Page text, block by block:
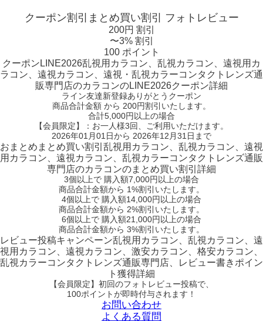
クーポン割引 まとめ買い割引 フォトレビュー
200円 割引
〜3% 割引
100 ポイント
クーポン LINE2026乱視用カラコン、乱視カラコン、遠視用カ
ラコン、遠視カラコン、遠視・乱視カラーコンタクトレンズ通
販専門店のカラコンのLINE2026クーポン詳細
ライン友達新登録ありがとうクーポン
商品合計金額 から 200円割引 いたします。
合計5,000円以上の場合
【会員限定】：お一人様3回
、ご利用いただけます。
2026年01月01日から 2026年12月31日まで
おまとめ まとめ買い割引 乱視用カラコン、乱視カラコン、遠視
用カラコン、遠視カラコン、乱視カラーコンタクトレンズ通販
専門店のカラコンのまとめ買い割引詳細
3個以上で 購入額7,000円以上の場合
商品合計金額から 1%割引いたします。
4個以上で 購入額14,000円以上の場合
商品合計金額から 2%割引いたします。
6個以上で 購入額21,000円以上の場合
商品合計金額から 3%割引いたします。
レビュー投稿キャンペーン乱視用カラコン、乱視カラコン、遠
視用カラコン、遠視カラコン、激安カラコン、格安カラコン、
乱視カラーコンタクトレンズ通販専門店、レビュー書きポイン
ト獲得詳細
【会員限定】初回のフォトレビュー投稿で、
100ポイントが即時付与されます！
お問い合わせ
よくある質問